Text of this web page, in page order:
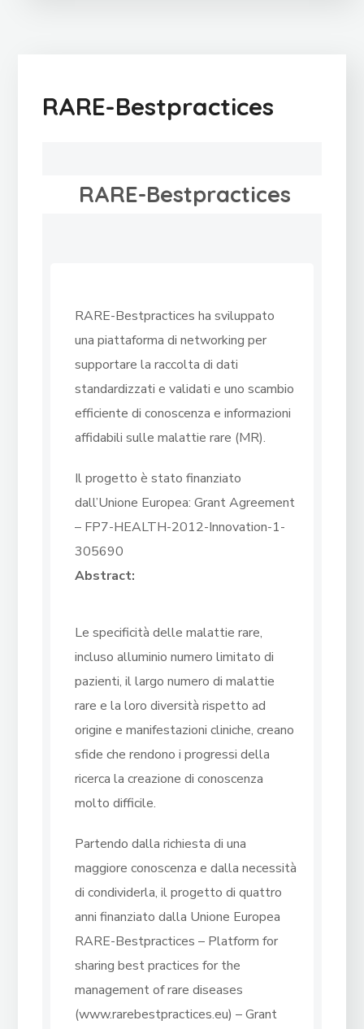
RARE-Bestpractices
RARE-Bestpractices
RARE-Bestpractices ha sviluppato
una piattaforma di networking per
supportare la raccolta di dati
standardizzati e validati e uno scambio
efficiente di conoscenza e informazioni
affidabili sulle malattie rare (MR).
Il progetto è stato finanziato
dall’Unione Europea: Grant Agreement
– FP7-HEALTH-2012-Innovation-1-
305690
Abstract:
Le specificità delle malattie rare,
incluso alluminio numero limitato di
pazienti, il largo numero di malattie
rare e la loro diversità rispetto ad
origine e manifestazioni cliniche, creano
sfide che rendono i progressi della
ricerca la creazione di conoscenza
molto difficile.
Partendo dalla richiesta di una
maggiore conoscenza e dalla necessità
di condividerla, il progetto di quattro
anni finanziato dalla Unione Europea
RARE-Bestpractices – Platform for
sharing best practices for the
management of rare diseases
(www.rarebestpractices.eu) – Grant